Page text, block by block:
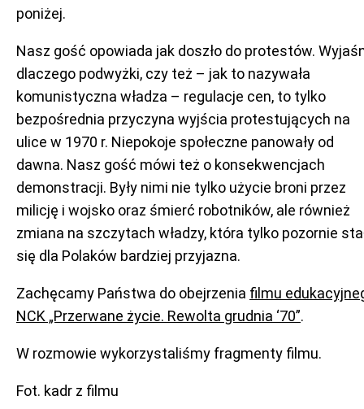
poniżej.
Nasz gość opowiada jak doszło do protestów.
dlaczego podwyżki, czy też – jak to nazywała
komunistyczna władza – regulacje cen, to tylko
bezpośrednia przyczyna wyjścia protestujących na
ulice w 1970 r. Niepokoje społeczne panowały od
dawna. Nasz gość mówi też o konsekwencjach
demonstracji. Były nimi nie tylko użycie broni przez
milicję i wojsko oraz śmierć robotników, ale również
zmiana na szczytach władzy, która tylko pozornie
się dla Polaków bardziej przyjazna.
Zachęcamy Państwa do obejrzenia filmu
NCK „Przerwane życie. Rewolta grudnia ‘70”.
W rozmowie wykorzystaliśmy fragmenty filmu.
Fot. kadr z filmu